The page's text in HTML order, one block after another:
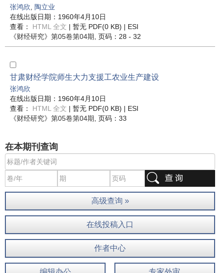
张鸿欣
陶立业
在线出版日期：1960年4月10日
查看： HTML 全文 | 暂无 PDF(0 KB) | ESI
《财经研究》 第05卷第04期 , 页码：28 - 32
甘肃财经学院师生大力支援工农业生产建设
张鸿欣
在线出版日期：1960年4月10日
查看： HTML 全文 | 暂无 PDF(0 KB) | ESI
《财经研究》 第05卷第04期 , 页码：33
在本期刊查询
高级查询 »
在线投稿入口
作者中心